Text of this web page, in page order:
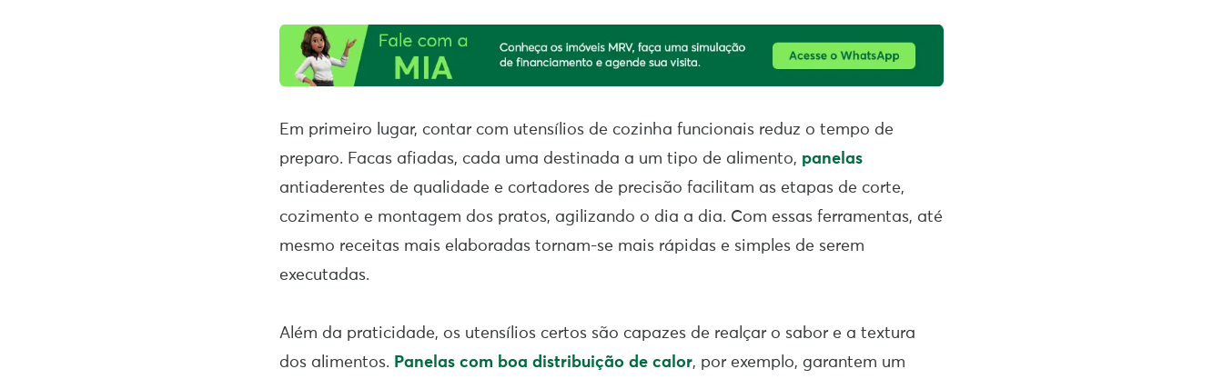
Em primeiro lugar, contar com utensílios de cozinha funcionais reduz o tempo de
preparo. Facas afiadas, cada uma destinada a um tipo de alimento, panelas
antiaderentes de qualidade e cortadores de precisão facilitam as etapas de corte,
cozimento e montagem dos pratos, agilizando o dia a dia. Com essas ferramentas, até
mesmo receitas mais elaboradas tornam-se mais rápidas e simples de serem
executadas.
Além da praticidade, os utensílios certos são capazes de realçar o sabor e a textura
dos alimentos. Panelas com boa distribuição de calor, por exemplo, garantem um